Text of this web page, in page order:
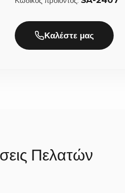
ολοκλήρωση της παραγγελίας.
συνήθως 2 έως 5 εργάσιμες
Καλέστε μας
Πελατών